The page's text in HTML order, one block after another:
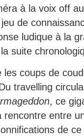
à la voix off
de
ludique à la
suite
les coups de
travelling
, ce
rencontre entre
de